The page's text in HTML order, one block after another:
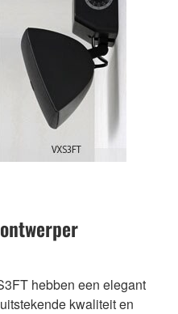
hebben een elegant
kwaliteit en